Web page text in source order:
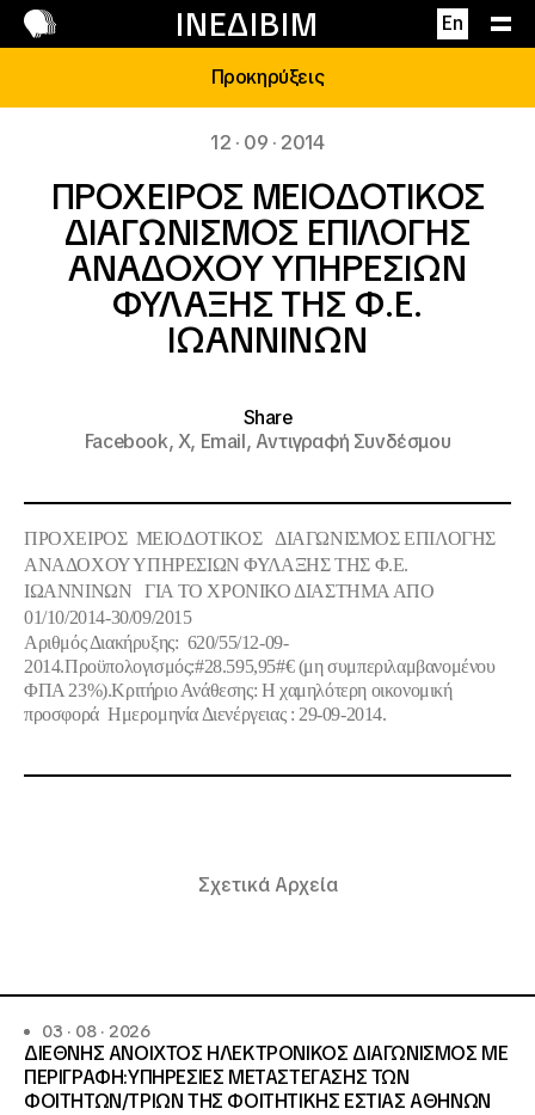
ΙΝΕΔΙΒΙΜ En
Επικοινωνία
Προκηρύξεις
12 · 09 · 2014
ΠΡΟΧΕΙΡΟΣ ΜΕΙΟΔΟΤΙΚΟΣ
ΔΙΑΓΩΝΙΣΜΟΣ ΕΠΙΛΟΓΗΣ
ΑΝΑΔΟΧΟΥ ΥΠΗΡΕΣΙΩΝ
ΦΥΛΑΞΗΣ ΤΗΣ Φ.Ε.
ΙΩΑΝΝΙΝΩΝ
Share
Facebook,X, Email,Αντιγραφή Συνδέσμου
ΠΡΟΧΕΙΡΟΣ ΜΕΙΟΔΟΤΙΚΟΣ ΔΙΑΓΩΝΙΣΜΟΣ ΕΠΙΛΟΓΗΣ
ΑΝΑΔΟΧΟΥ ΥΠΗΡΕΣΙΩΝ ΦΥΛΑΞΗΣ ΤΗΣ Φ.Ε.
ΙΩΑΝΝΙΝΩΝ ΓΙΑ ΤΟ ΧΡΟΝΙΚΟ ΔΙΑΣΤΗΜΑ ΑΠΟ
01/10/2014-30/09/2015
Αριθμός Διακήρυξης: 620/55/12-09-
2014.Προϋπολογισμός:#28.595,95#€ (μη συμπεριλαμβανομένου
ΦΠΑ 23%).Κριτήριο Ανάθεσης: Η χαμηλότερη οικονομική
προσφορά Ημερομηνία Διενέργειας : 29-09-2014.
Σχετικά Αρχεία
03 · 08 · 2026
ΔΙΕΘΝΗΣ ΑΝΟΙΧΤΟΣ ΗΛΕΚΤΡΟΝΙΚΟΣ ΔΙΑΓΩΝΙΣΜΟΣ ΜΕ
ΠΕΡΙΓΡΑΦΗ:ΥΠΗΡΕΣΙΕΣ METAΣΤΕΓΑΣΗΣ ΤΩΝ
ΦΟΙΤΗΤΩΝ/ΤΡΙΩΝ ΤΗΣ ΦΟΙΤΗΤΙΚΗΣ ΕΣΤΙΑΣ ΑΘΗΝΩΝ